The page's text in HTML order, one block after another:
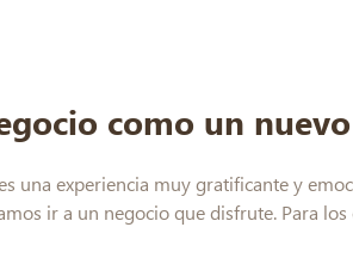
como un nuevo
una experiencia muy gratificante y
ir a un negocio que disfrute. Para